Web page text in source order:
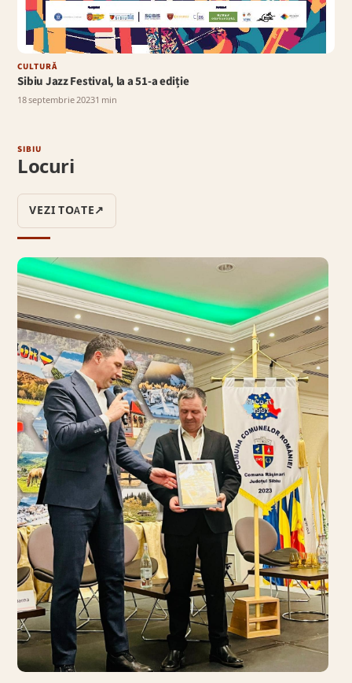
CULTURĂ
Sibiu Jazz Festival, la a 51-a ediție
18 septembrie 20231 min
SIBIU
Locuri
VEZI TOATE↗